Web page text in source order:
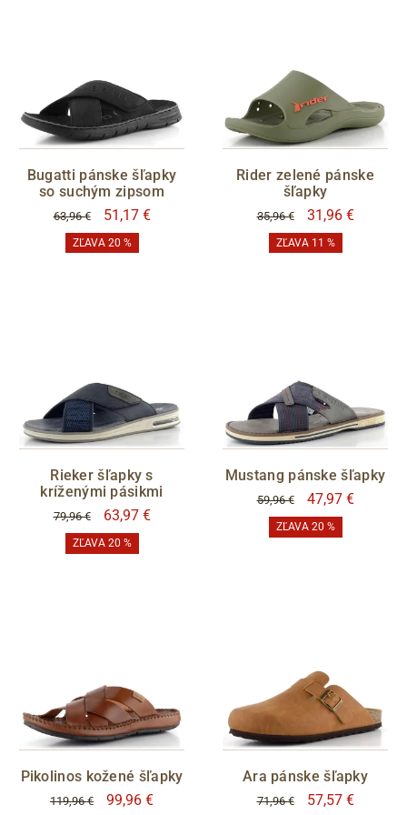
Bugatti pánske šľapky
so suchým zipsom
63,96 € 51,17 €
ZĽAVA 20 %
Rider zelené pánske
šľapky
35,96 € 31,96 €
ZĽAVA 11 %
Rieker šľapky s
kríženými pásikmi
79,96 € 63,97 €
ZĽAVA 20 %
Mustang pánske šľapky
59,96 € 47,97 €
ZĽAVA 20 %
Pikolinos kožené šľapky
119,96 € 99,96 €
Ara pánske šľapky
71,96 € 57,57 €